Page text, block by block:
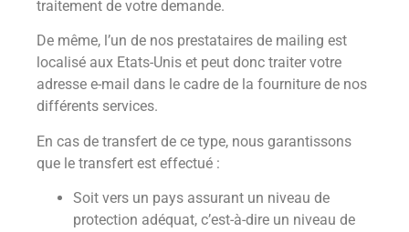
traitement de votre demande.
De même, l’un de nos prestataires de mailing est
localisé aux Etats-Unis et peut donc traiter votre
adresse e-mail dans le cadre de la fourniture de nos
différents services.
En cas de transfert de ce type, nous garantissons
que le transfert est effectué :
Soit vers un pays assurant un niveau de
protection adéquat, c’est-à-dire un niveau de